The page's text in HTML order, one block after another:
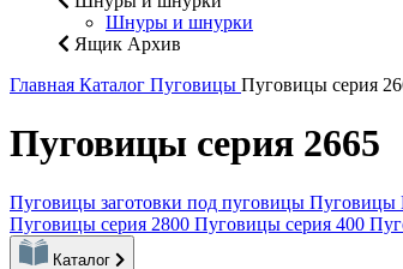
Шнуры и шнурки
Ящик Архив
Главная Каталог Пуговицы Пуговицы серия
Пуговицы серия 2665
Пуговицы заготовки под пуговицы Пуговицы
Пуговицы серия 2800 Пуговицы серия 400
Каталог